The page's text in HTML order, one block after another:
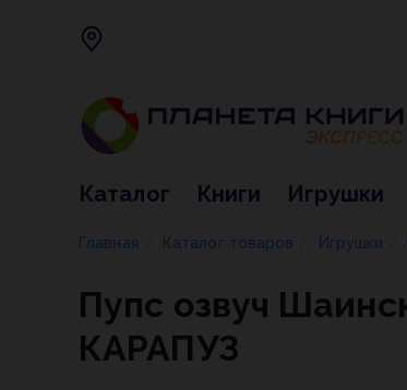
Каталог Книги Игрушки
Главная Каталог товаров Игрушки
Пупс озвуч
КАРАПУЗ